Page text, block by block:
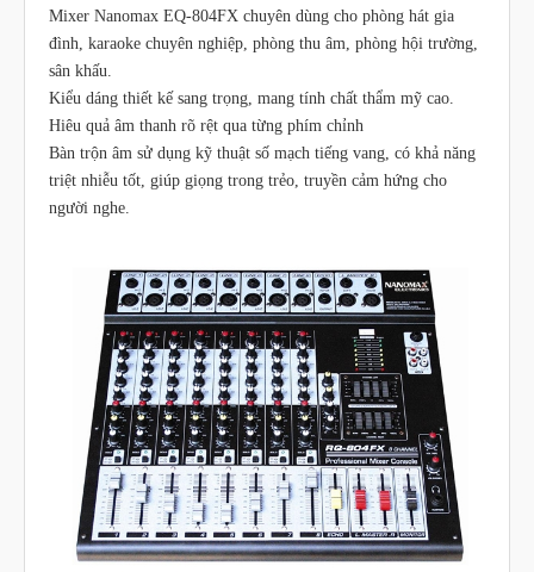
Mixer Nanomax EQ-804FX chuyên dùng cho phòng hát gia
đình, karaoke chuyên nghiệp, phòng thu âm, phòng hội trường,
sân khấu.
Kiểu dáng thiết kế sang trọng, mang tính chất thẩm mỹ cao.
Hiêu quả âm thanh rõ rệt qua từng phím chỉnh
Bàn trộn âm sử dụng kỹ thuật số mạch tiếng vang, có khả năng
triệt nhiễu tốt, giúp giọng trong trẻo, truyền cảm hứng cho
người nghe.